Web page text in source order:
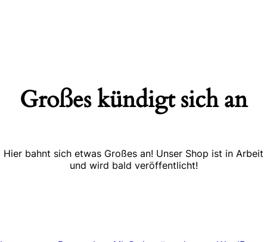
Großes kündigt sich an
Hier bahnt sich etwas Großes an! Unser Shop ist in Arbeit
und wird bald veröffentlicht!